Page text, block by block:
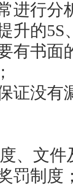
进行分
升的5S
有书面
证没有
、文件
罚制度